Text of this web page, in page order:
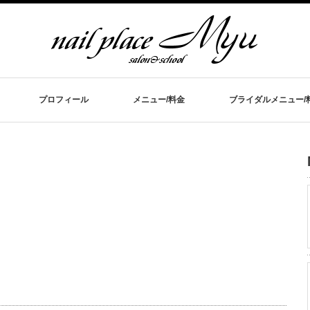
プロフィール メニュー/料金 ブライダルメニュー/